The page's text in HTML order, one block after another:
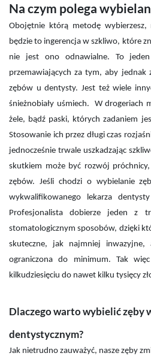
Na czym polega
Obojętnie którą metodę wybierzesz,
będzie to ingerencja w szkliwo, które
nie jest ono odnawialne. To
przemawiających za tym, aby jednak
zębów u dentysty. Jest też wiele
śnieżnobiały uśmiech. W drogeriach
żele, bądź paski, których zadaniem
Stosowanie ich przez długi czas
jednocześnie trwale uszkadzając
skutkiem może być rozwój
zębów. Jeśli chodzi o wybielanie
wykwalifikowanego lekarza
Profesjonalista dobierze jeden z
stomatologicznym sposobów, dzięki
skuteczne, jak najmniej inwazyjne,
ograniczona do minimum. Tak
kilkudziesięciu do nawet kilku tysięcy
Dlaczego warto wybielić zęby
dentystycznym?
Jak nietrudno zauważyć, nasze zęby